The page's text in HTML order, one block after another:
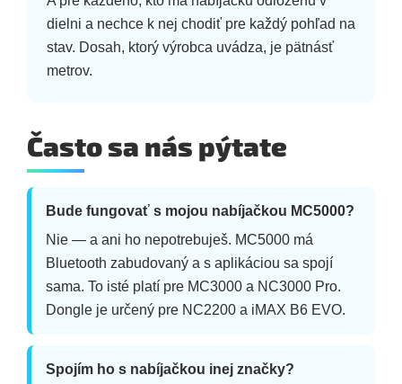
dielni a nechce k nej chodiť pre každý pohľad na
stav. Dosah, ktorý výrobca uvádza, je pätnásť
metrov.
Často sa nás pýtate
Bude fungovať s mojou nabíjačkou MC5000?
Nie — a ani ho nepotrebuješ. MC5000 má
Bluetooth zabudovaný a s aplikáciou sa spojí
sama. To isté platí pre MC3000 a NC3000 Pro.
Dongle je určený pre NC2200 a iMAX B6 EVO.
Spojím ho s nabíjačkou inej značky?